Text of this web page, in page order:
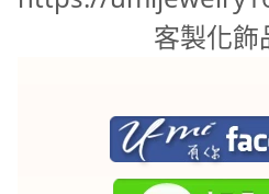
客製化飾